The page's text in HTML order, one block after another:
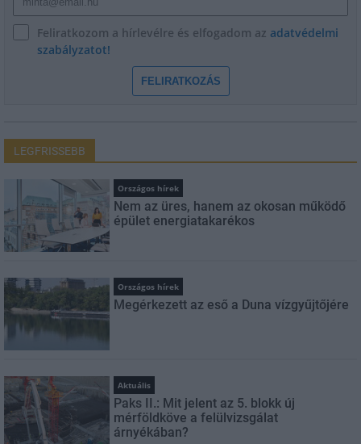
Feliratkozom a hírlevélre és elfogadom az adatvédelmi
szabályzatot!
FELIRATKOZÁS
LEGFRISSEBB
Országos hírek
Nem az üres, hanem az okosan működő
épület energiatakarékos
Országos hírek
Megérkezett az eső a Duna vízgyűjtőjére
Aktuális
Paks II.: Mit jelent az 5. blokk új
mérföldköve a felülvizsgálat
árnyékában?